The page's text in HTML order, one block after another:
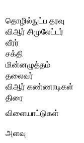
தொழில்நுட்ப தரவு
விஆர் சிமுலேட்டர்
வீரர்
சக்தி
மின்னழுத்தம்
தலைவர்
விஆர் கண்ணாடிகள்
திரை
விளையாட்டுகள்
அளவு